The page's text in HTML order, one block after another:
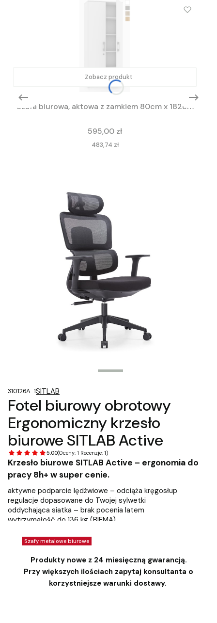
Zobacz produkt
Szafa biurowa, aktowa z zamkiem 80cm x 182cm
Cena
595,00 zł
Cena
483,74 zł
310126A-1SITLAB
Fotel biurowy obrotowy
Ergonomiczny krzesło
biurowe SITLAB Active
5.00(Oceny: 1 Recenzje: 1)
z VAT bez VAT
Cena
489,00 zł
Krzesło biurowe SITLAB Active – ergonomia do
pracy 8h+ w super cenie.
aktywne podparcie lędźwiowe – odciąża kręgosłup
regulacje dopasowane do Twojej sylwetki
oddychająca siatka – brak pocenia latem
wytrzymałość do 136 kg (BIFMA)
dużo ilość - powyżej 20 szt
Dodaj do koszyka
Szafy metalowe biurowe
Produkty nowe z 24 miesięczną gwarancją.
Przy większych ilościach zapytaj konsultanta o
korzystniejsze warunki dostawy.